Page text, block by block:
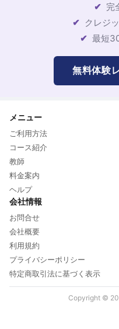
完
クレジ
最短
無料体験
メニュー
ご利用方法
コース紹介
教師
料金案内
ヘルプ
会社情報
お問合せ
会社概要
利用規約
プライバシーポリシー
特定商取引法に基づく表示
Copyright ©